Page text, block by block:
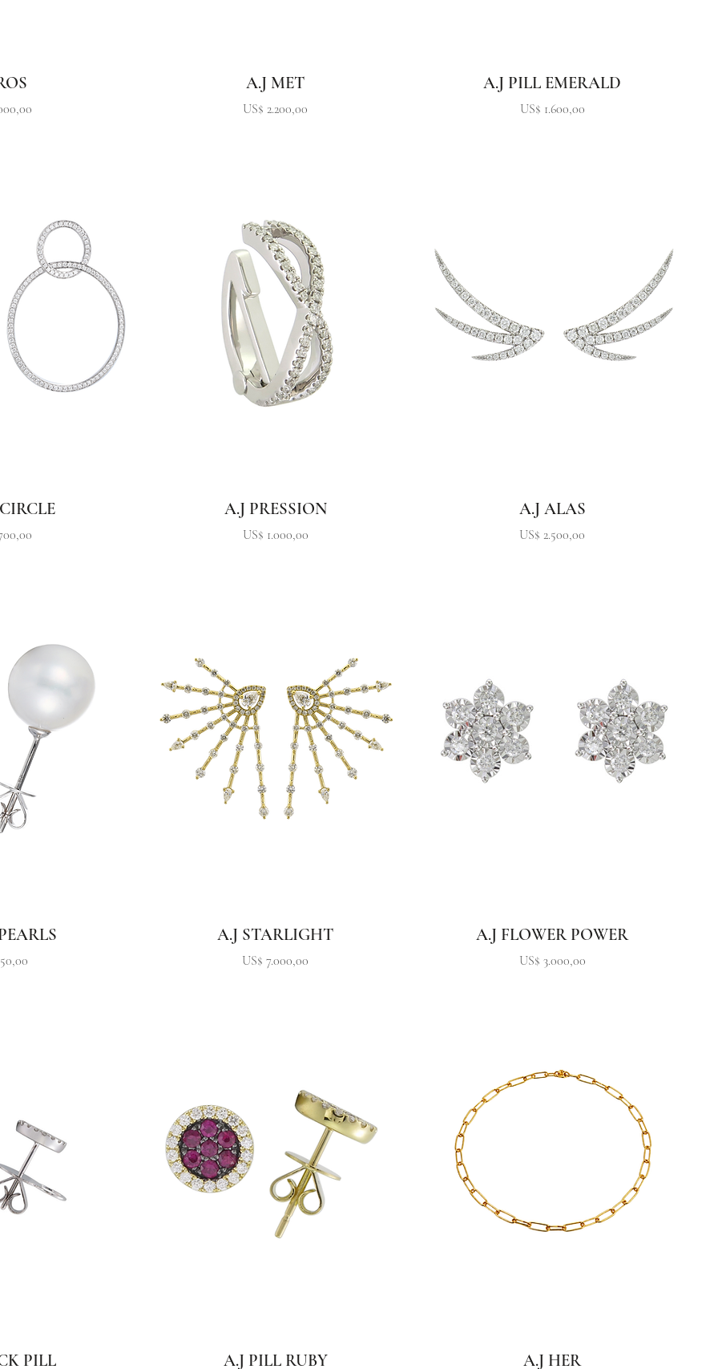
A.J MET
Precio
US$ 2.200,00
A.J PILL EMERALD
Precio
US$ 1.600,00
A.J PRESSION
Precio
US$ 1.000,00
A.J ALAS
Precio
US$ 2.500,00
A.J STARLIGHT
Precio
US$ 7.000,00
A.J FLOWER POWER
Precio
US$ 3.000,00
PILL A.J PILL RUBY A.J HER